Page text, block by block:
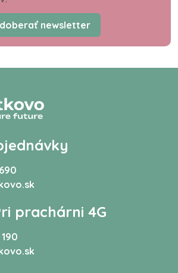
newsletter
prachárni 4G